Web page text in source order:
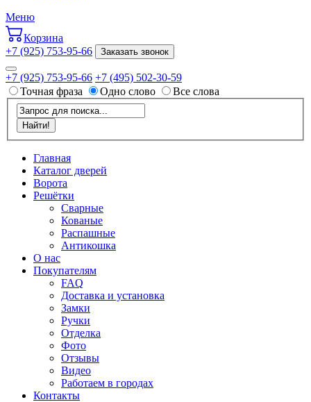
Меню
Корзина
+7 (925) 753-95-66
Заказать звонок
+7 (925) 753-95-66 +7 (495) 502-30-59
Точная фраза
Одно слово Все слова
Главная
Каталог дверей
Ворота
Решётки
Сварные
Кованые
Распашные
Антикошка
О нас
Покупателям
FAQ
Доставка и установка
Замки
Ручки
Отделка
Фото
Отзывы
Видео
Работаем в городах
Контакты